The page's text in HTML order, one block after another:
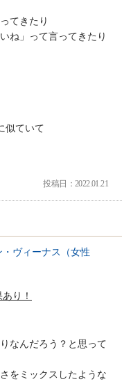
てきたり
ね」って言ってきたり
似ていて
投稿日：2022.01.21
ヴィーナス（女性
り！
なんだろう？と思って
をミックスしたような